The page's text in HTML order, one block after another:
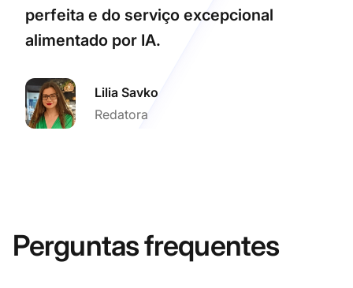
perfeita e do serviço excepcional
alimentado por IA.
Lilia Savko
Redatora
Perguntas frequentes